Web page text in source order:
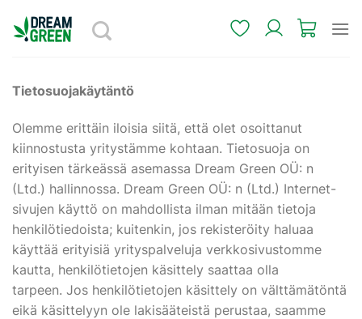
Tietosuojakäytäntö
Olemme erittäin iloisia siitä, että olet osoittanut
kiinnostusta yritystämme kohtaan. Tietosuoja on
erityisen tärkeässä asemassa Dream Green OÜ: n
(Ltd.) hallinnossa. Dream Green OÜ: n (Ltd.) Internet-
sivujen käyttö on mahdollista ilman mitään tietoja
henkilötiedoista; kuitenkin, jos rekisteröity haluaa
käyttää erityisiä yrityspalveluja verkkosivustomme
kautta, henkilötietojen käsittely saattaa olla
tarpeen. Jos henkilötietojen käsittely on välttämätöntä
eikä käsittelyyn ole lakisääteistä perustaa, saamme